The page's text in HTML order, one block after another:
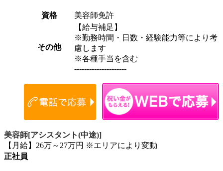
資格 美容師免許
その他
【給与補足】
※勤務時間・日数・経験能力等により考
慮します
※各種手当を含む
---------------------
美容師[アシスタント(中途)]
【月給】26万～27万円 ※エリアにより変動
正社員